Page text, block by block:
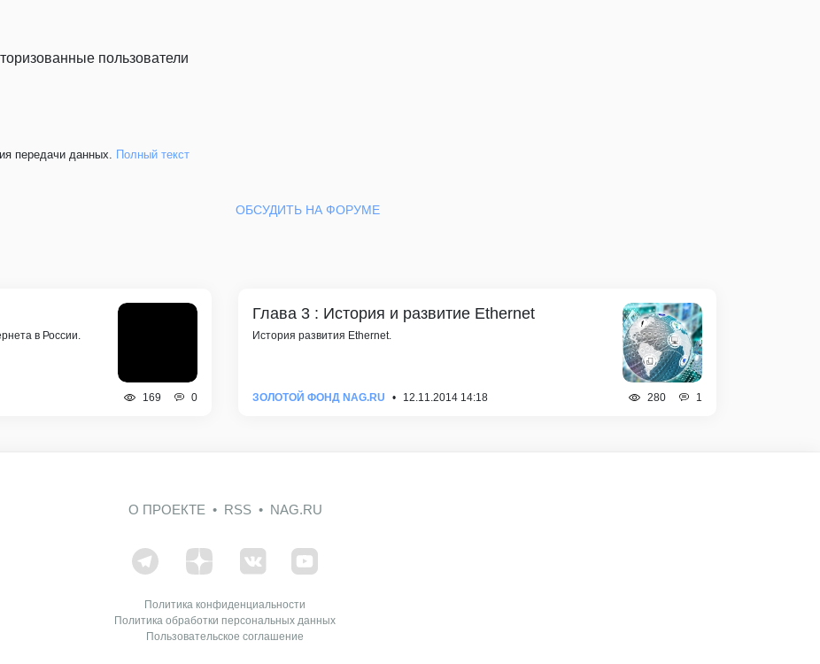
пользователи
передачи данных. Полный текст
ОБСУДИТЬ НА ФОРУМЕ
в России.
169 0
Глава 3 : История и развитие Ethernet
История развития Ethernet.
ЗОЛОТОЙ ФОНД NAG.RU 12.11.2014 14:18 280 1
О ПРОЕКТЕ RSS NAG.RU
Политика конфиденциальности
Политика обработки персональных данных
Пользовательское соглашение